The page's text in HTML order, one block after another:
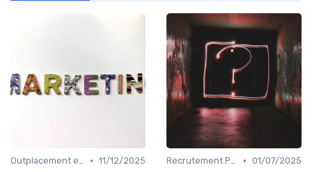
Outplacement et Conseil RH • 11/12/2025
Recrutement Permanent et Temporaire • 01/07/2025